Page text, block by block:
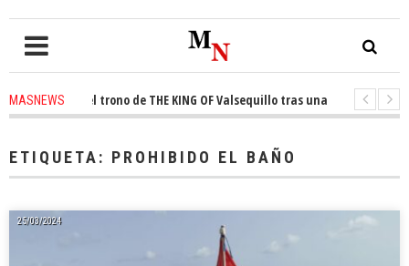
MASNEWSel trono de THE KING OF Valsequillo tras una jornada de
ETIQUETA: PROHIBIDO EL BAÑO
25/03/2024